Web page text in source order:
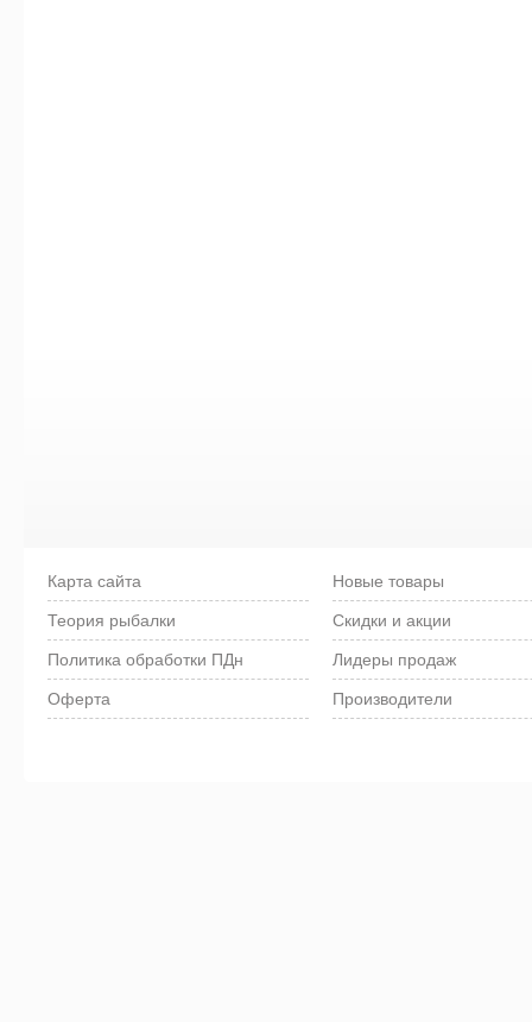
Карта сайта
Теория рыбалки
Политика обработки ПДн
Оферта
Новые товары
Скидки и акции
Лидеры продаж
Производители